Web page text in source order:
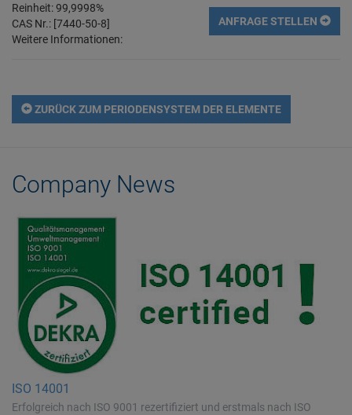
Reinheit: 99,9998%
CAS Nr.: [7440-50-8]
Weitere Informationen:
ANFRAGE STELLEN
ZURÜCK ZUM PERIODENSYSTEM DER ELEMENTE
Company News
ISO 14001
Erfolgreich nach ISO 9001 rezertifiziert und erstmals nach ISO